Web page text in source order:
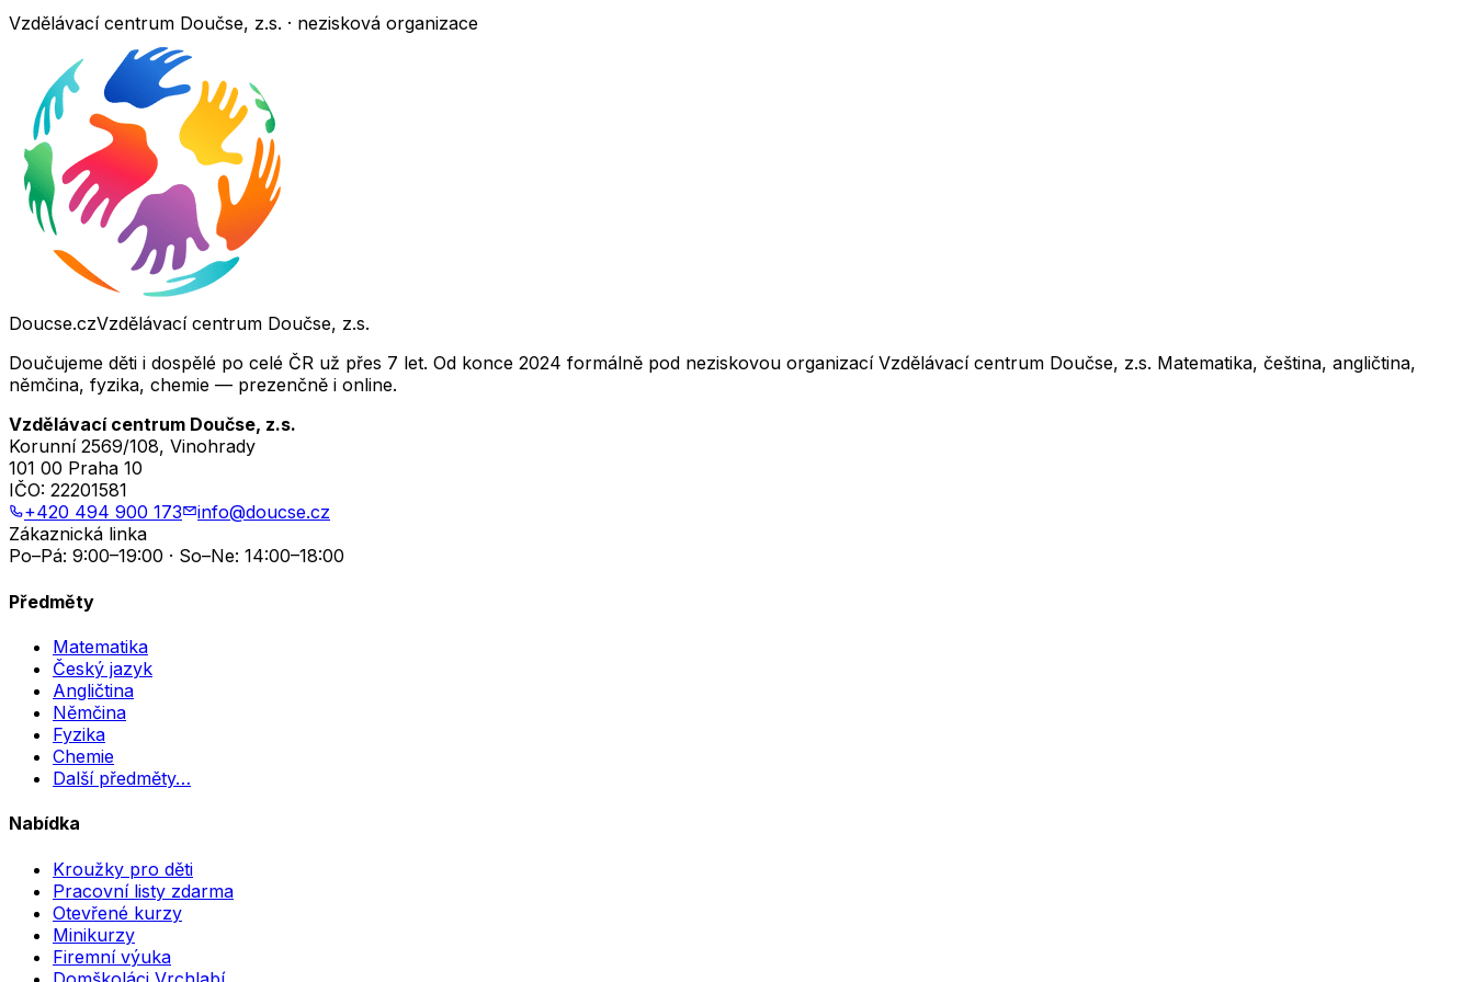
Vzdělávací centrum Doučse, z.s. · nezisková organizace
Doucse.czVzdělávací centrum Doučse, z.s.
Doučujeme děti i dospělé po celé ČR už přes 7 let. Od konce 2024 formálně pod neziskovou organizací Vzdělávací centrum Doučse, z.s. Matematika, čeština, angličtina,
němčina, fyzika, chemie — prezenčně i online.
Vzdělávací centrum Doučse, z.s.
Korunní 2569/108, Vinohrady
101 00 Praha 10
IČO: 22201581
+420 494 900 173
info@doucse.cz
Zákaznická linka
Po–Pá: 9:00–19:00 · So–Ne: 14:00–18:00
Předměty
Matematika
Český jazyk
Angličtina
Němčina
Fyzika
Chemie
Další předměty…
Nabídka
Kroužky pro děti
Pracovní listy zdarma
Otevřené kurzy
Minikurzy
Firemní výuka